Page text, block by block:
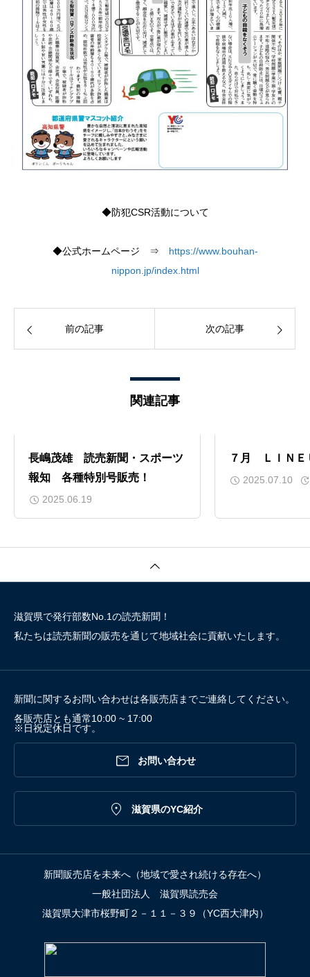
◆防犯CSR活動について
◆公式ホームページ ⇒ https://www.bouhan-
nippon.jp/index.html
前の記事 次の記事
関連記事
長嶋茂雄 読売新聞・スポーツ
報知 各種特別号販売！
2025.06.19
７月 ＬＩＮＥ
2025.07.10
滋賀県で発行部数No.1の読売新聞！
私たちは読売新聞の販売を通じて地域社会に貢献いたします。
新聞に関するお問い合わせは各販売店までご連絡してください。
各販売店とも通常10:00 ~ 17:00
※日祝定休日です。
 お問い合わせ
 滋賀県のYC紹介
新聞販売店を未来へ（地域で愛され続ける存在へ）
一般社団法人 滋賀県読売会
滋賀県大津市桜野町２－１１－３９（YC西大津内）